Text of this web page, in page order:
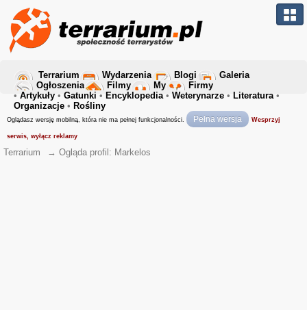
Terrarium Wydarzenia Blogi
Galeria
Ogłoszenia
Filmy My
Firmy
• Artykuły • Gatunki • Encyklopedia• Weterynarze • Literatura•
Organizacje • Rośliny
Oglądasz wersję mobilną, która nie ma pełnej funkcjonalności. Pełna wersja Wesprzyj
serwis, wyłącz reklamy
Terrarium → Ogląda profil: Markelos